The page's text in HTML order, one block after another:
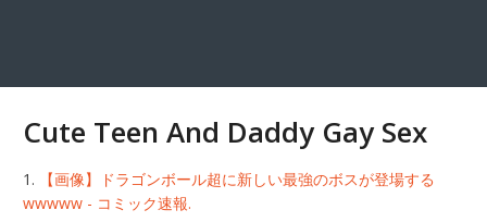
Cute Teen And Daddy Gay Sex
【画像】ドラゴンボール超に新しい最強のボスが登場する
wwwww - コミック速報.